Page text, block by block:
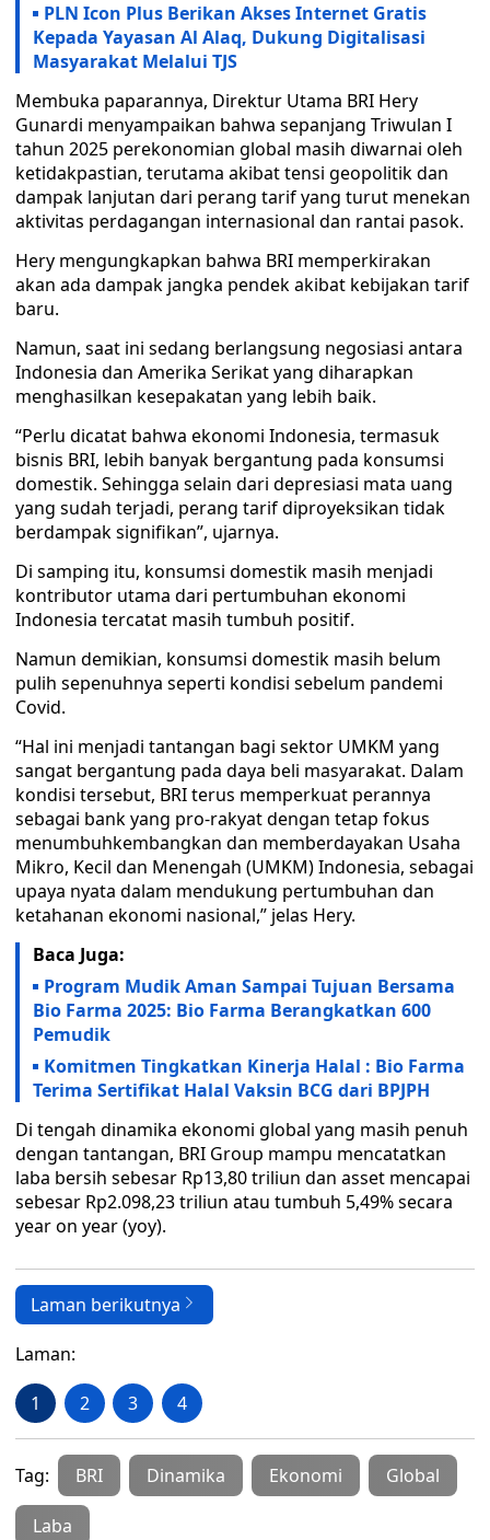
PLN Icon Plus Berikan Akses Internet Gratis
Kepada Yayasan Al Alaq, Dukung Digitalisasi
Masyarakat Melalui TJS
Membuka paparannya, Direktur Utama BRI Hery
Gunardi menyampaikan bahwa sepanjang Triwulan I
tahun 2025 perekonomian global masih diwarnai oleh
ketidakpastian, terutama akibat tensi geopolitik dan
dampak lanjutan dari perang tarif yang turut menekan
aktivitas perdagangan internasional dan rantai pasok.
Hery mengungkapkan bahwa BRI memperkirakan
akan ada dampak jangka pendek akibat kebijakan tarif
baru.
Namun, saat ini sedang berlangsung negosiasi antara
Indonesia dan Amerika Serikat yang diharapkan
menghasilkan kesepakatan yang lebih baik.
“Perlu dicatat bahwa ekonomi Indonesia, termasuk
bisnis BRI, lebih banyak bergantung pada konsumsi
domestik. Sehingga selain dari depresiasi mata uang
yang sudah terjadi, perang tarif diproyeksikan tidak
berdampak signifikan”, ujarnya.
Di samping itu, konsumsi domestik masih menjadi
kontributor utama dari pertumbuhan ekonomi
Indonesia tercatat masih tumbuh positif.
Namun demikian, konsumsi domestik masih belum
pulih sepenuhnya seperti kondisi sebelum pandemi
Covid.
“Hal ini menjadi tantangan bagi sektor UMKM yang
sangat bergantung pada daya beli masyarakat. Dalam
kondisi tersebut, BRI terus memperkuat perannya
sebagai bank yang pro-rakyat dengan tetap fokus
menumbuhkembangkan dan memberdayakan Usaha
Mikro, Kecil dan Menengah (UMKM) Indonesia, sebagai
upaya nyata dalam mendukung pertumbuhan dan
ketahanan ekonomi nasional,” jelas Hery.
Baca Juga:
Program Mudik Aman Sampai Tujuan Bersama
Bio Farma 2025: Bio Farma Berangkatkan 600
Pemudik
Komitmen Tingkatkan Kinerja Halal : Bio Farma
Terima Sertifikat Halal Vaksin BCG dari BPJPH
Di tengah dinamika ekonomi global yang masih penuh
dengan tantangan, BRI Group mampu mencatatkan
laba bersih sebesar Rp13,80 triliun dan asset mencapai
sebesar Rp2.098,23 triliun atau tumbuh 5,49% secara
year on year (yoy).
Laman berikutnya
Laman:
1 2 3 4
Tag: BRI Dinamika Ekonomi Global
Laba